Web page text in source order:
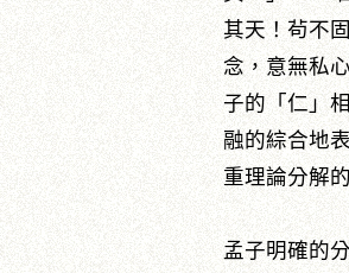
其天！茍不
念，意無私
子的「仁」
融的綜合地
重理論分解
孟子明確的